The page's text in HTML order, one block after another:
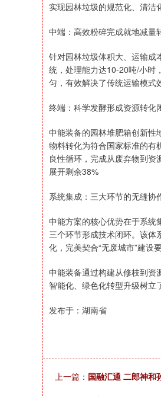
实现园林垃圾的规范化、清洁
中端：高效粉碎完成就地减量
针对园林垃圾体积大、运输成
统，处理能力达10-20吨/小时
匀，有效解决了传统运输模式
终端：科学发酵形成资源转化
中能装备的园林堆肥箱创新性
物料转化为符合国家标准的有
良性循环，完成从废弃物到资
展开剩余38%
系统集成：三大环节的无缝协
中能方案的核心优势在于系统
三个环节形成技术闭环。该体
化，完美契合“无废城市”建设要
中能装备通过构建从修枝到资
智能化、绿色化转型升级树立
发布于：湖南省
上一篇： 国融汇通 二郎神和